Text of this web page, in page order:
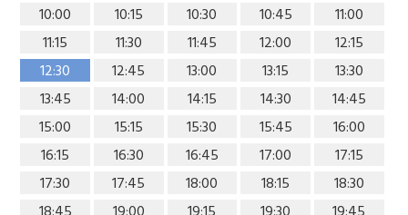
10:00
10:15 10:30 10:45
11:00
11:15
11:30 11:45 12:00
12:15
12:30
12:45 13:00 13:15
13:30
13:45
14:00 14:15 14:30
14:45
15:00
15:15 15:30 15:45
16:00
16:15
16:30 16:45 17:00
17:15
17:30
17:45 18:00 18:15
18:30